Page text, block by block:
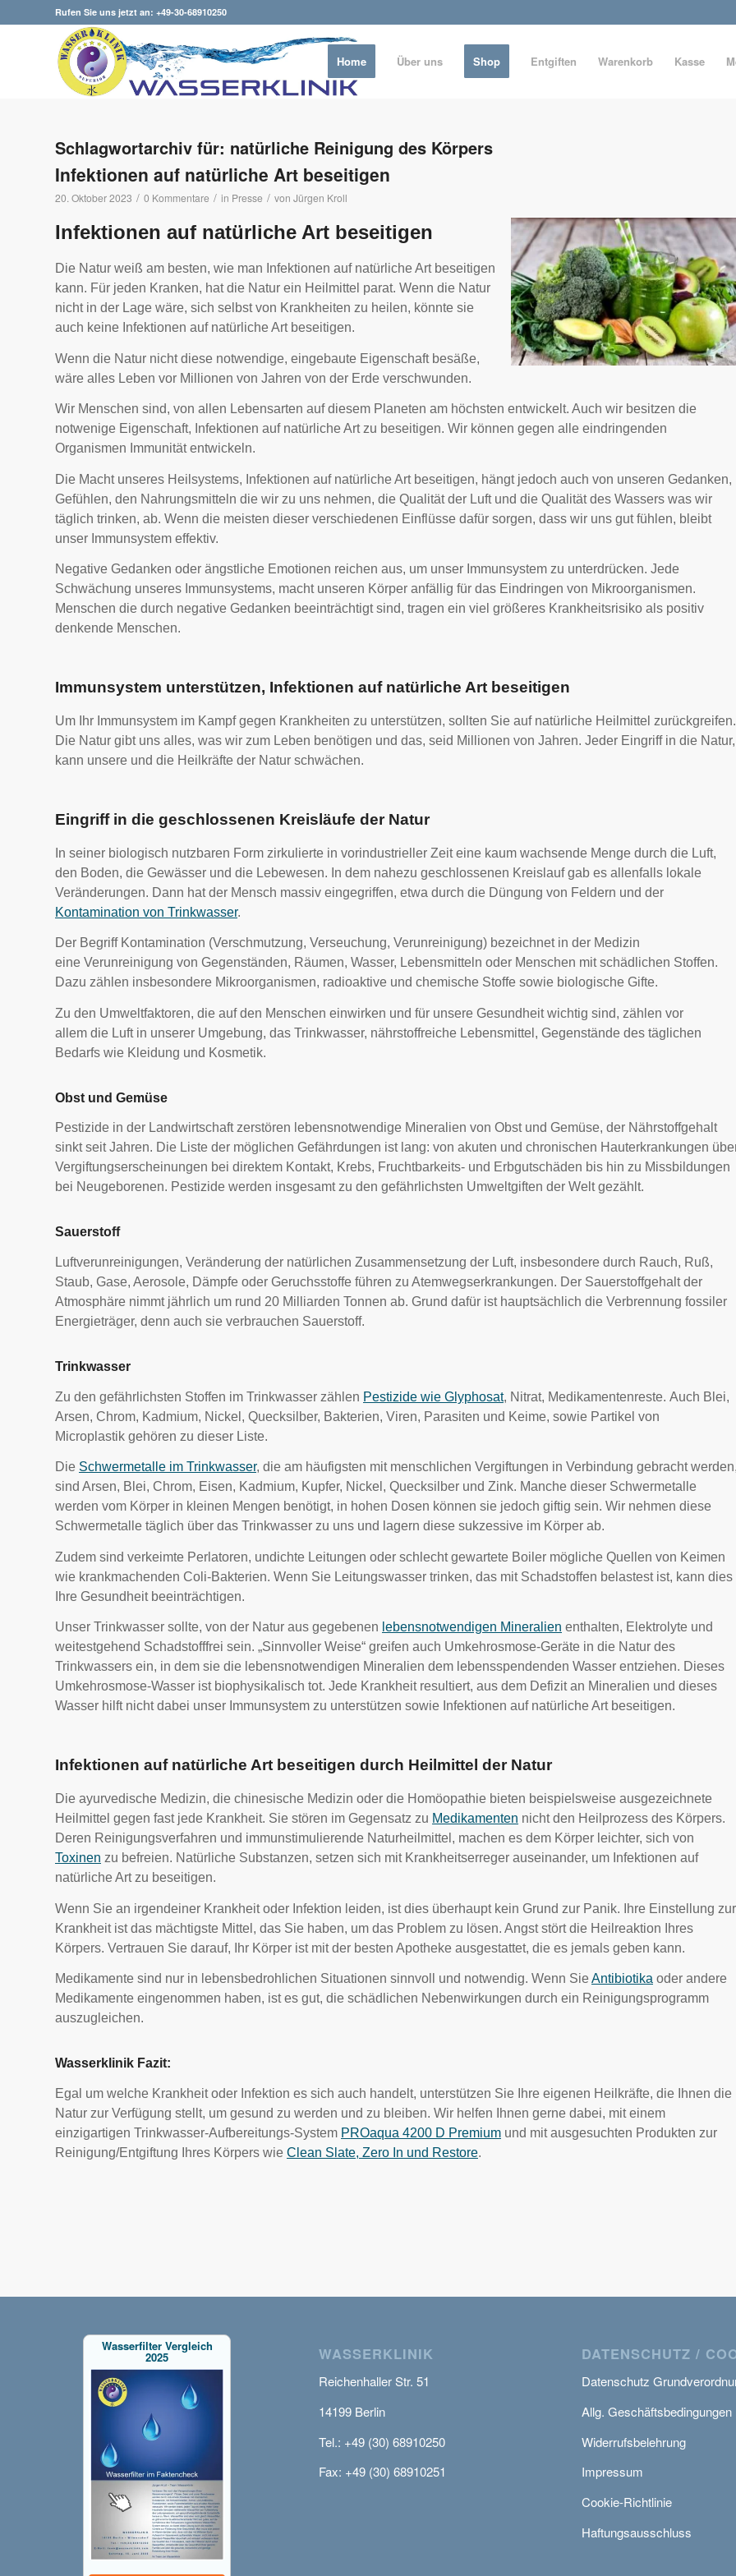
Rufen Sie uns jetzt an: +49-30-68910250
Home Über uns Shop Entgiften Warenkorb Kasse
Schlagwortarchiv für: natürliche Reinigung des Körpers
Infektionen auf natürliche Art beseitigen
20. Oktober 2023 / 0 Kommentare / in Presse / von Jürgen Kroll
Infektionen auf natürliche Art beseitigen
Die Natur weiß am besten, wie man Infektionen auf natürliche Art beseitigen
kann. Für jeden Kranken, hat die Natur ein Heilmittel parat. Wenn die Natur
nicht in der Lage wäre, sich selbst von Krankheiten zu heilen, könnte sie
auch keine Infektionen auf natürliche Art beseitigen.
Wenn die Natur nicht diese notwendige, eingebaute Eigenschaft besäße,
wäre alles Leben vor Millionen von Jahren von der Erde verschwunden.
Wir Menschen sind, von allen Lebensarten auf diesem Planeten am höchsten entwickelt. Auch wir besitzen die
notwenige Eigenschaft, Infektionen auf natürliche Art zu beseitigen. Wir können gegen alle eindringenden
Organismen Immunität entwickeln.
Die Macht unseres Heilsystems, Infektionen auf natürliche Art beseitigen, hängt jedoch auch von unseren Gedanken,
Gefühlen, den Nahrungsmitteln die wir zu uns nehmen, die Qualität der Luft und die Qualität des Wassers was wir
täglich trinken, ab. Wenn die meisten dieser verschiedenen Einflüsse dafür sorgen, dass wir uns gut fühlen, bleibt
unser Immunsystem effektiv.
Negative Gedanken oder ängstliche Emotionen reichen aus, um unser Immunsystem zu unterdrücken. Jede
Schwächung unseres Immunsystems, macht unseren Körper anfällig für das Eindringen von Mikroorganismen.
Menschen die durch negative Gedanken beeinträchtigt sind, tragen ein viel größeres Krankheitsrisiko als positiv
denkende Menschen.
Immunsystem unterstützen, Infektionen auf natürliche Art beseitigen
Um Ihr Immunsystem im Kampf gegen Krankheiten zu unterstützen, sollten Sie auf natürliche Heilmittel zurückgreifen.
Die Natur gibt uns alles, was wir zum Leben benötigen und das, seid Millionen von Jahren. Jeder Eingriff in die Natur,
kann unsere und die Heilkräfte der Natur schwächen.
Eingriff in die geschlossenen Kreisläufe der Natur
In seiner biologisch nutzbaren Form zirkulierte in vorindustrieller Zeit eine kaum wachsende Menge durch die Luft,
den Boden, die Gewässer und die Lebewesen. In dem nahezu geschlossenen Kreislauf gab es allenfalls lokale
Veränderungen. Dann hat der Mensch massiv eingegriffen, etwa durch die Düngung von Feldern und der
Kontamination von Trinkwasser.
Der Begriff Kontamination (Verschmutzung, Verseuchung, Verunreinigung) bezeichnet in der Medizin
eine Verunreinigung von Gegenständen, Räumen, Wasser, Lebensmitteln oder Menschen mit schädlichen Stoffen.
Dazu zählen insbesondere Mikroorganismen, radioaktive und chemische Stoffe sowie biologische Gifte.
Zu den Umweltfaktoren, die auf den Menschen einwirken und für unsere Gesundheit wichtig sind, zählen vor
allem die Luft in unserer Umgebung, das Trinkwasser, nährstoffreiche Lebensmittel, Gegenstände des täglichen
Bedarfs wie Kleidung und Kosmetik.
Obst und Gemüse
Pestizide in der Landwirtschaft zerstören lebensnotwendige Mineralien von Obst und Gemüse, der Nährstoffgehalt
sinkt seit Jahren. Die Liste der möglichen Gefährdungen ist lang: von akuten und chronischen Hauterkrankungen
Vergiftungserscheinungen bei direktem Kontakt, Krebs, Fruchtbarkeits- und Erbgutschäden bis hin zu Missbildungen
bei Neugeborenen. Pestizide werden insgesamt zu den gefährlichsten Umweltgiften der Welt gezählt.
Sauerstoff
Luftverunreinigungen, Veränderung der natürlichen Zusammensetzung der Luft, insbesondere durch Rauch, Ruß,
Staub, Gase, Aerosole, Dämpfe oder Geruchsstoffe führen zu Atemwegserkrankungen. Der Sauerstoffgehalt der
Atmosphäre nimmt jährlich um rund 20 Milliarden Tonnen ab. Grund dafür ist hauptsächlich die Verbrennung fossiler
Energieträger, denn auch sie verbrauchen Sauerstoff.
Trinkwasser
Zu den gefährlichsten Stoffen im Trinkwasser zählen Pestizide wie Glyphosat, Nitrat, Medikamentenreste. Auch Blei,
Arsen, Chrom, Kadmium, Nickel, Quecksilber, Bakterien, Viren, Parasiten und Keime, sowie Partikel von
Microplastik gehören zu dieser Liste.
Die Schwermetalle im Trinkwasser, die am häufigsten mit menschlichen Vergiftungen in Verbindung gebracht
sind Arsen, Blei, Chrom, Eisen, Kadmium, Kupfer, Nickel, Quecksilber und Zink. Manche dieser Schwermetalle
werden vom Körper in kleinen Mengen benötigt, in hohen Dosen können sie jedoch giftig sein. Wir nehmen diese
Schwermetalle täglich über das Trinkwasser zu uns und lagern diese sukzessive im Körper ab.
Zudem sind verkeimte Perlatoren, undichte Leitungen oder schlecht gewartete Boiler mögliche Quellen von Keimen
wie krankmachenden Coli-Bakterien. Wenn Sie Leitungswasser trinken, das mit Schadstoffen belastest ist, kann dies
Ihre Gesundheit beeinträchtigen.
Unser Trinkwasser sollte, von der Natur aus gegebenen lebensnotwendigen Mineralien enthalten, Elektrolyte und
weitestgehend Schadstofffrei sein. „Sinnvoller Weise“ greifen auch Umkehrosmose-Geräte in die Natur des
Trinkwassers ein, in dem sie die lebensnotwendigen Mineralien dem lebensspendenden Wasser entziehen. Dieses
Umkehrosmose-Wasser ist biophysikalisch tot. Jede Krankheit resultiert, aus dem Defizit an Mineralien und dieses
Wasser hilft nicht dabei unser Immunsystem zu unterstützen sowie Infektionen auf natürliche Art beseitigen.
Infektionen auf natürliche Art beseitigen durch Heilmittel der Natur
Die ayurvedische Medizin, die chinesische Medizin oder die Homöopathie bieten beispielsweise ausgezeichnete
Heilmittel gegen fast jede Krankheit. Sie stören im Gegensatz zu Medikamenten nicht den Heilprozess des Körpers.
Deren Reinigungsverfahren und immunstimulierende Naturheilmittel, machen es dem Körper leichter, sich von
Toxinen zu befreien. Natürliche Substanzen, setzen sich mit Krankheitserreger auseinander, um Infektionen auf
natürliche Art zu beseitigen.
Wenn Sie an irgendeiner Krankheit oder Infektion leiden, ist dies überhaupt kein Grund zur Panik. Ihre Einstellung zur
Krankheit ist das mächtigste Mittel, das Sie haben, um das Problem zu lösen. Angst stört die Heilreaktion Ihres
Körpers. Vertrauen Sie darauf, Ihr Körper ist mit der besten Apotheke ausgestattet, die es jemals geben kann.
Medikamente sind nur in lebensbedrohlichen Situationen sinnvoll und notwendig. Wenn SieAntibiotika oder andere
Medikamente eingenommen haben, ist es gut, die schädlichen Nebenwirkungen durch ein Reinigungsprogramm
auszugleichen.
Wasserklinik Fazit:
Egal um welche Krankheit oder Infektion es sich auch handelt, unterstützen Sie Ihre eigenen Heilkräfte, die Ihnen die
Natur zur Verfügung stellt, um gesund zu werden und zu bleiben. Wir helfen Ihnen gerne dabei, mit einem
einzigartigen Trinkwasser-Aufbereitungs-System PROaqua 4200 D Premium und mit ausgesuchten Produkten zur
Reinigung/Entgiftung Ihres Körpers wie Clean Slate, Zero In und Restore.
Wasserfilter Vergleich
2025 WASSERKLINIK
Reichenhaller Str. 51
14199 Berlin
Tel.: +49 (30) 68910250
Fax: +49 (30) 68910251
DATENSCHUTZ /
Datenschutz
Allg. Geschäftsbedingungen
Widerrufsbelehrung
Impressum
Cookie-Richtlinie
Haftungsausschluss